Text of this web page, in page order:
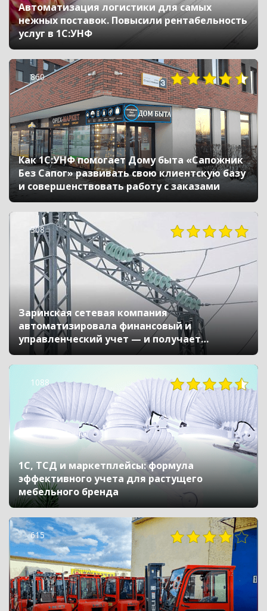
Автоматизация логистики для самых
нежных поставок. Повысили рентабельность
услуг в 1С:УНФ
860
Как 1С:УНФ помогает Дому быта «Сапожник
Без Сапог» развивать свою клиентскую базу
и совершенствовать работу с заказами
308
Заринская сетевая компания
автоматизировала финансовый и
управленческий учет — и получает
отчетность в 4 раза быстрее
1088
1С, ТСД и маркетплейсы: формула
эффективного учета для растущего
мебельного бренда
615